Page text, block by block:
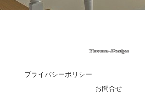
プライバシーポリシー
お問合せ